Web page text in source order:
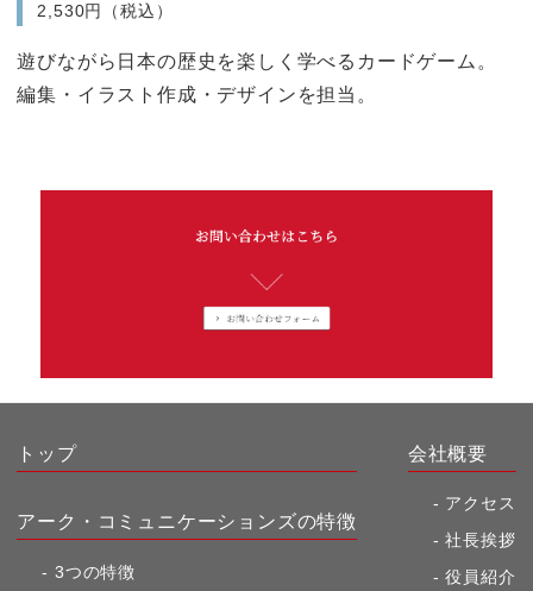
2,530円（税込）
遊びながら日本の歴史を楽しく学べるカードゲーム。
編集・イラスト作成・デザインを担当。
トップ
アーク・コミュニケーションズの特徴
3つの特徴
会社概要
アクセス
社長挨拶
役員紹介